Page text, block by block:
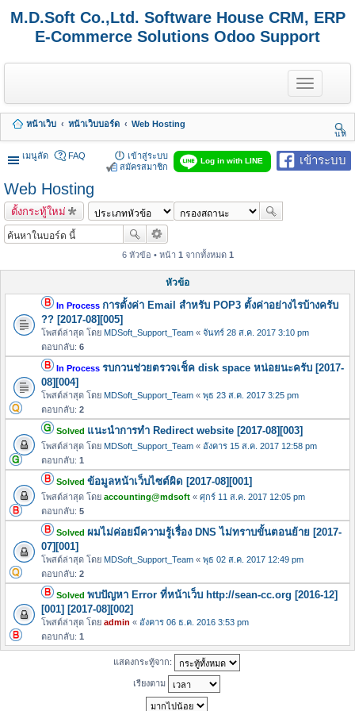
M.D.Soft Co.,Ltd. Software House CRM, ERP
E-Commerce Solutions Odoo Support
T
o
g
e
n
a
หน้าเว็บ หน้าเว็บบอร์ด
Web Hosting
นห
า
เมนูลัด
เข้าระบบ
Log in with LINE
FAQ
เข้าสู่ระบบ
สมัครสมาชิก
Web Hosting
ตั้งกระทู้ใหม่
6 หัวข้อ • หน้า 1 จากทั้งหมด 1
หัวข้อ
In Process การตั้งค่า Email สำหรับ POP3 ตั้งค่าอย่างไรบ้างครับ
?? [2017-08][005]
โพสต์ล่าสุด โดย MDSoft_Support_Team « จันทร์ 28 ส.ค. 2017 3:10 pm
ตอบกลับ: 6
In Process รบกวนช่วยตรวจเช็ค disk space หน่อยนะครับ [2017-
08][004]
โพสต์ล่าสุด โดย MDSoft_Support_Team « พุธ 23 ส.ค. 2017 3:25 pm
ตอบกลับ: 2
Solved แนะนำการทำ Redirect website [2017-08][003]
โพสต์ล่าสุด โดย MDSoft_Support_Team « อังคาร 15 ส.ค. 2017 12:58 pm
ตอบกลับ: 1
Solved ข้อมูลหน้าเว็บไซต์ผิด [2017-08][001]
โพสต์ล่าสุด โดย accounting@mdsoft « ศุกร์ 11 ส.ค. 2017 12:05 pm
ตอบกลับ: 5
Solved ผมไม่ค่อยมีความรู้เรื่อง DNS ไม่ทราบขั้นตอนย้าย [2017-
07][001]
โพสต์ล่าสุด โดย MDSoft_Support_Team « พุธ 02 ส.ค. 2017 12:49 pm
ตอบกลับ: 2
Solved พบปัญหา Error ที่หน้าเว็บ http://sean-cc.org [2016-12]
[001] [2017-08][002]
โพสต์ล่าสุด โดย admin « อังคาร 06 ธ.ค. 2016 3:53 pm
ตอบกลับ: 1
แสดงกระทู้จาก:
เรียงตาม